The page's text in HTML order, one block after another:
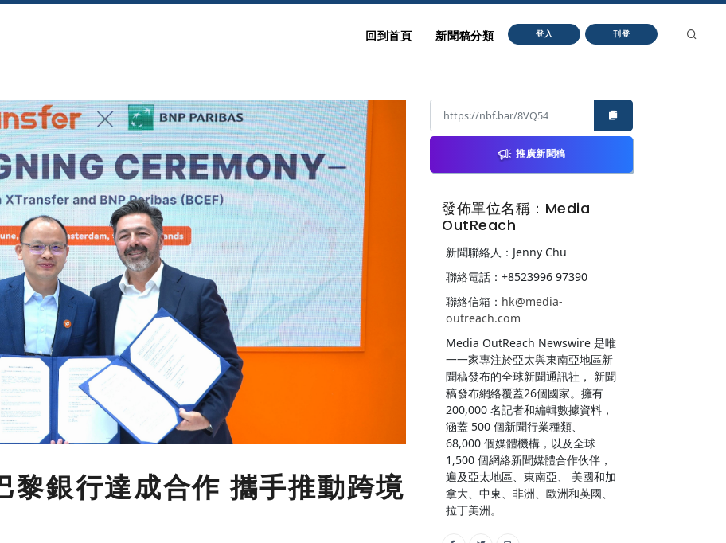
回到首頁 新聞稿分類 登入 刊登
銀行達成合作 攜手推動跨境
推廣新聞稿
發佈單位名稱：Media
OutReach
新聞聯絡人：Jenny Chu
聯絡電話：+8523996 97390
聯絡信箱： hk@media-
outreach.com
Media OutReach Newswire 是唯
一一家專注於亞太與東南亞地區新
聞稿發布的全球新聞通訊社， 新聞
稿發布網絡覆蓋26個國家。擁有
200,000 名記者和編輯數據資料，
涵蓋 500 個新聞行業種類、
68,000 個媒體機構，以及全球
1,500 個網絡新聞媒體合作伙伴，
遍及亞太地區、東南亞、 美國和加
拿大、中東、非洲、歐洲和英國、
拉丁美洲。